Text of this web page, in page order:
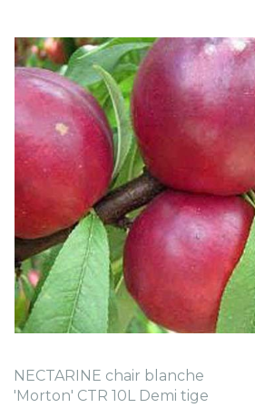
NECTARINE chair blanche
'Morton' CTR 10L Demi tige